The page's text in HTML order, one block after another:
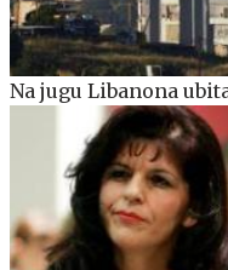
Na jugu Libanona